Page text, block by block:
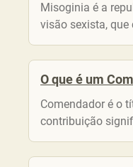
Misoginia é a
visão sexista, que
O que é um
Comendador é o
contribuição